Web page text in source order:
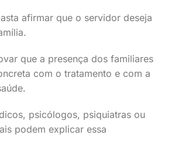
afirmar que o servidor deseja
que a presença dos familiares
com o tratamento e com a
psicólogos, psiquiatras ou
podem explicar essa